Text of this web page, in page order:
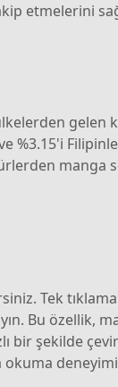
etmelerini
gelen
%3.15'i
Tek
Bu özellik,
şekilde
okuma